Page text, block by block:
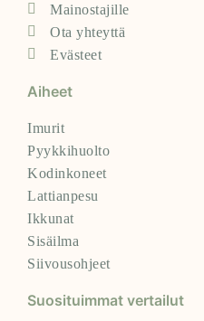
Mainostajille
Ota yhteyttä
Evästeet
Aiheet
Imurit
Pyykkihuolto
Kodinkoneet
Lattianpesu
Ikkunat
Sisäilma
Siivousohjeet
Suosituimmat vertailut